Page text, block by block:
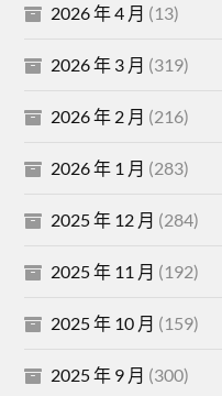
2026 年 4 月 (13)
2026 年 3 月 (319)
2026 年 2 月 (216)
2026 年 1 月 (283)
2025 年 12 月 (284)
2025 年 11 月 (192)
2025 年 10 月 (159)
2025 年 9 月 (300)